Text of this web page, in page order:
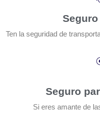
Ten la seguridad de
Seguro
Si eres amante de